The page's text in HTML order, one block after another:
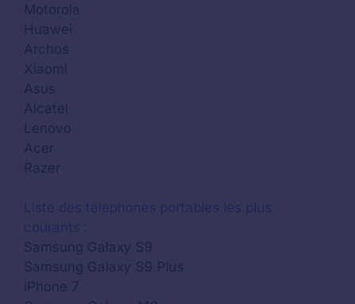
Motorola
Huawei
Archos
Xiaomi
Asus
Alcatel
Lenovo
Acer
Razer
Samsung Galaxy S9
Samsung Galaxy S9 Plus
iPhone 7